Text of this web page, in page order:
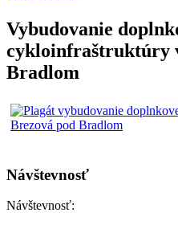
Vybudovanie
cykloinfraštruktúry
Bradlom
Návštevnosť
Návštevnosť: